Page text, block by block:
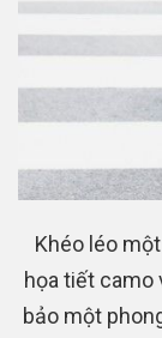
Khéo léo
họa tiết camo
bảo một